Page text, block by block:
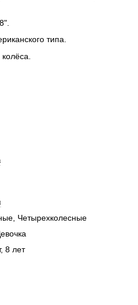
типа.
Четырехколесные
8 лет